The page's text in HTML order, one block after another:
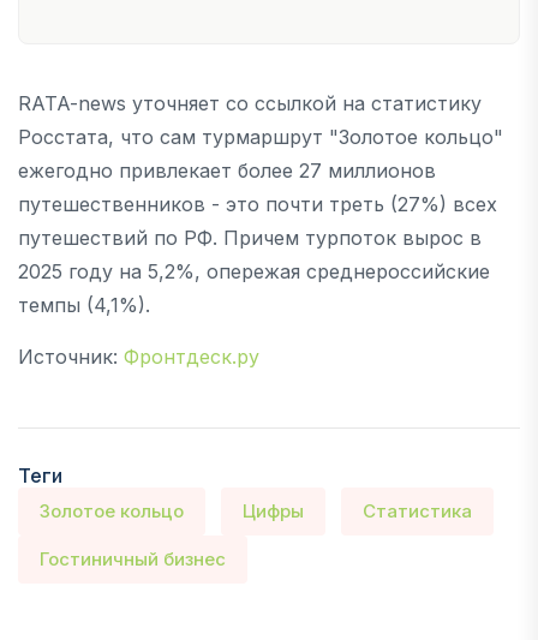
RATA-news уточняет со ссылкой на статистику
Росстата, что сам турмаршрут "Золотое кольцо"
ежегодно привлекает более 27 миллионов
путешественников - это почти треть (27%) всех
путешествий по РФ. Причем турпоток вырос в
2025 году на 5,2%, опережая среднероссийские
темпы (4,1%).
Источник: Фронтдеск.ру
Теги
Золотое кольцо Цифры Статистика
Гостиничный бизнес